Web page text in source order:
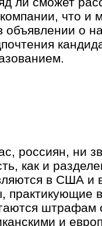
что и
объявлении о
россиян, ни
как и
в США и
штрафам
и